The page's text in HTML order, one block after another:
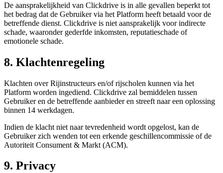
De aansprakelijkheid van Clickdrive is in alle gevallen beperkt tot
het bedrag dat de Gebruiker via het Platform heeft betaald voor de
betreffende dienst. Clickdrive is niet aansprakelijk voor indirecte
schade, waaronder gederfde inkomsten, reputatieschade of
emotionele schade.
8. Klachtenregeling
Klachten over Rijinstructeurs en/of rijscholen kunnen via het
Platform worden ingediend. Clickdrive zal bemiddelen tussen
Gebruiker en de betreffende aanbieder en streeft naar een oplossing
binnen 14 werkdagen.
Indien de klacht niet naar tevredenheid wordt opgelost, kan de
Gebruiker zich wenden tot een erkende geschillencommissie of de
Autoriteit Consument & Markt (ACM).
9. Privacy